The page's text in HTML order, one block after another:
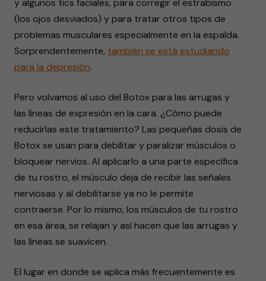
y algunos tics faciales, para corregir el estrabismo
(los ojos desviados) y para tratar otros tipos de
problemas musculares especialmente en la espalda.
Sorprendentemente, también se está estudiando
para la depresión.
Pero volvamos al uso del Botox para las arrugas y
las líneas de expresión en la cara. ¿Cómo puede
reducirlas este tratamiento? Las pequeñas dosis de
Botox se usan para debilitar y paralizar músculos o
bloquear nervios. Al aplicarlo a una parte específica
de tu rostro, el músculo deja de recibir las señales
nerviosas y al debilitarse ya no le permite
contraerse. Por lo mismo, los músculos de tu rostro
en esa área, se relajan y así hacen que las arrugas y
las líneas se suavicen.
El lugar en donde se aplica más frecuentemente es